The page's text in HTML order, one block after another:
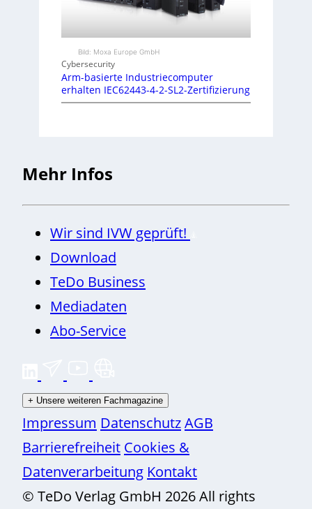
Bild: Moxa Europe GmbH
Cybersecurity
Arm-basierte Industriecomputer
erhalten IEC62443-4-2-SL2-Zertifizierung
Mehr Infos
Wir sind IVW geprüft!
Download
TeDo Business
Mediadaten
Abo-Service
+ Unsere weiteren Fachmagazine
Impressum DatenschutzAGB
Barrierefreiheit Cookies &
Datenverarbeitung Kontakt
© TeDo Verlag GmbH 2026 All rights